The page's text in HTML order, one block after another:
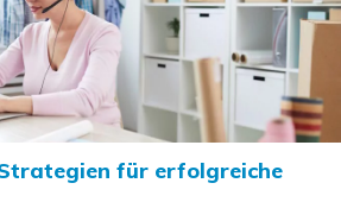
für erfolgreiche